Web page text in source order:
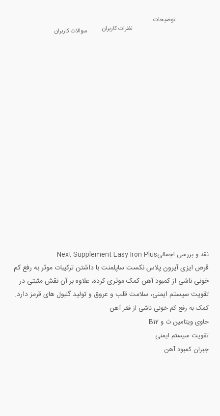
توضیحات
نظرات کاربران
سوالات کاربران
نقد و بررسی اجمالیNext Supplement Easy Iron Plus
قرص ایزی آیرون پلاس نکست ساپلمنت با داشتن ترکیبات موثر به رفع کم
خونی ناشی از کمبود آهن کمک موثری کرده، علاوه بر آن نقش مثبتی در
تقویت سیستم ایمنی، سلامت قلب و عروق و تولید گلبول های قرمز دارد.
کمک به رفع کم خونی ناشی از فقر آهن
حاوی ویتامین ث و B12
تقویت سیستم ایمنی
جبران کمبود آهن